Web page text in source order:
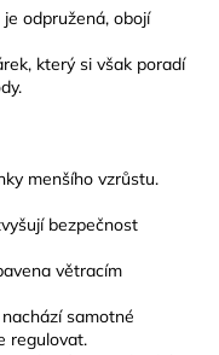
odpružená, obojí
který si však poradí
menšího vzrůstu.
bezpečnost
větracím
samotné
regulovat.